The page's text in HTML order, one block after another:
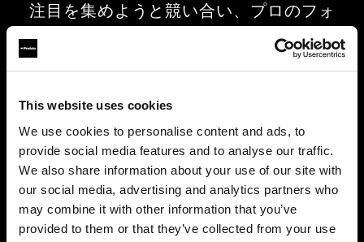
This website uses cookies
We use cookies to personalise content and ads, to
provide social media features and to analyse our traffic.
We also share information about your use of our site with
our social media, advertising and analytics partners who
may combine it with other information that you’ve
provided to them or that they’ve collected from your use
注目を集めようと競い合い、プロのフォ
トグラファーはストロボなど外部の光を
活用して、存在感放つ写真を撮ろうと奮
絶えずイノベーションを生み出してきま
した。Profoto Camera はまさにその例
で、優れたライティングでスマートフォ
ンフォトグラフィーを最適化できるアプ
リです。